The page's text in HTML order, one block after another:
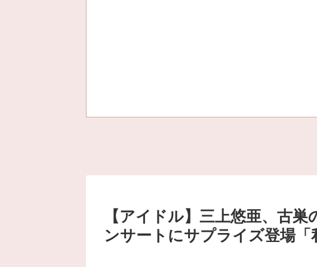
【アイドル】三上悠亜、古巣
ンサートにサプライズ登場「